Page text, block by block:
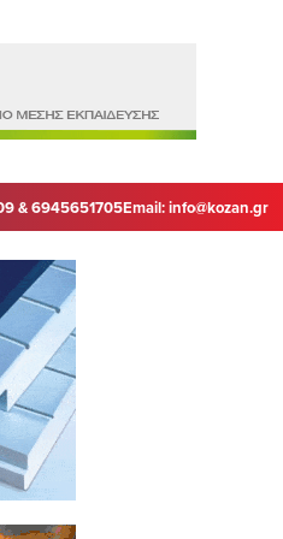
& 6945651705Email:info@kozan.gr